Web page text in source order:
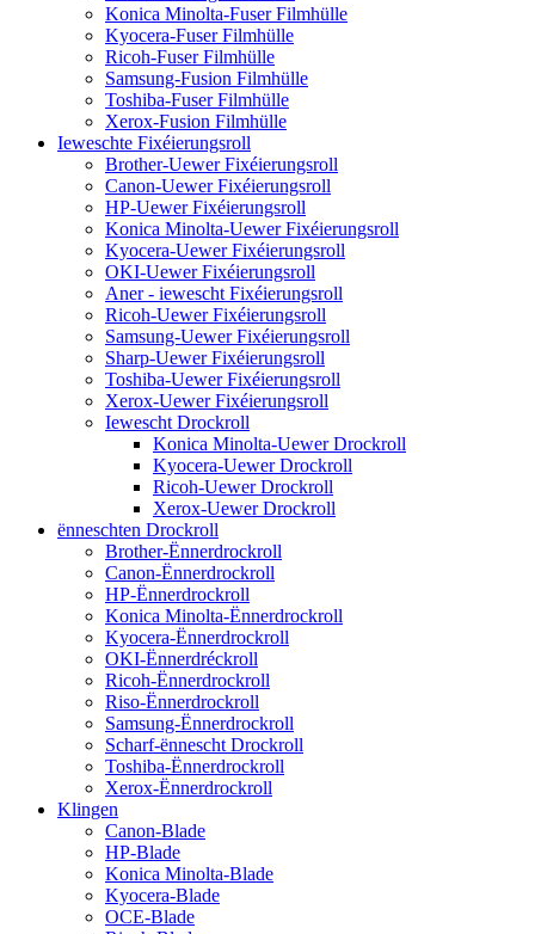
Konica Minolta-Fuser Filmhülle
Kyocera-Fuser Filmhülle
Ricoh-Fuser Filmhülle
Samsung-Fusion Filmhülle
Toshiba-Fuser Filmhülle
Xerox-Fusion Filmhülle
Ieweschte Fixéierungsroll
Brother-Uewer Fixéierungsroll
Canon-Uewer Fixéierungsroll
HP-Uewer Fixéierungsroll
Konica Minolta-Uewer Fixéierungsroll
Kyocera-Uewer Fixéierungsroll
OKI-Uewer Fixéierungsroll
Aner - iewescht Fixéierungsroll
Ricoh-Uewer Fixéierungsroll
Samsung-Uewer Fixéierungsroll
Sharp-Uewer Fixéierungsroll
Toshiba-Uewer Fixéierungsroll
Xerox-Uewer Fixéierungsroll
Iewescht Drockroll
Konica Minolta-Uewer Drockroll
Kyocera-Uewer Drockroll
Ricoh-Uewer Drockroll
Xerox-Uewer Drockroll
ënneschten Drockroll
Brother-Ënnerdrockroll
Canon-Ënnerdrockroll
HP-Ënnerdrockroll
Konica Minolta-Ënnerdrockroll
Kyocera-Ënnerdrockroll
OKI-Ënnerdréckroll
Ricoh-Ënnerdrockroll
Riso-Ënnerdrockroll
Samsung-Ënnerdrockroll
Scharf-ënnescht Drockroll
Toshiba-Ënnerdrockroll
Xerox-Ënnerdrockroll
Klingen
Canon-Blade
HP-Blade
Konica Minolta-Blade
Kyocera-Blade
OCE-Blade